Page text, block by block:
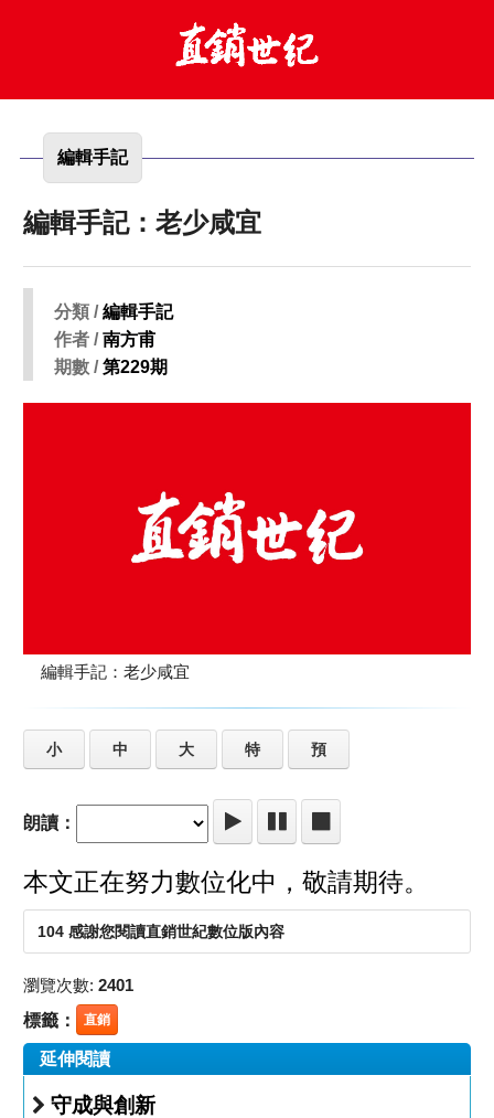
編輯手記
編輯手記：老少咸宜
分類 /編輯手記
作者 /南方甫
期數 /第229期
編輯手記：老少咸宜
小 中 大 特 預
朗讀：
本文正在努力數位化中，敬請期待。
104 感謝您閱讀直銷世紀數位版內容
瀏覽次數: 2401
標籤： 直銷
延伸閱讀
守成與創新